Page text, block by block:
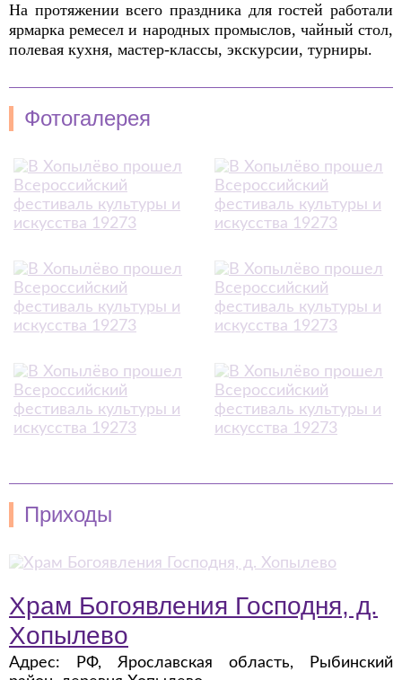
На протяжении всего праздника для гостей работали
ярмарка ремесел и народных промыслов, чайный стол,
полевая кухня, мастер-классы, экскурсии, турниры.
Фотогалерея
Приходы
Храм Богоявления Господня, д.
Хопылево
Адрес: РФ, Ярославская область, Рыбинский